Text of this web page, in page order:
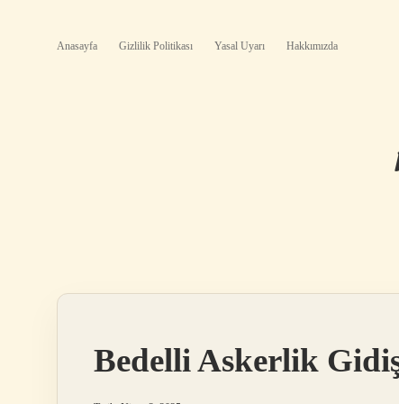
Anasayfa Gizlilik Politikası Yasal Uyarı Hakkımızda
Bedelli Askerlik